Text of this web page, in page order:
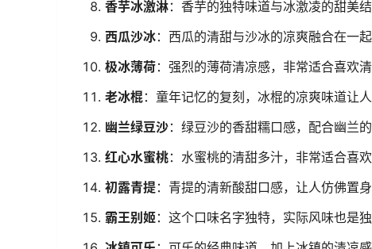
香芋冰激淋：香芋的独特味道与冰激凌的甜美
西瓜沙冰：西瓜的清甜与沙冰的凉爽融合在一
极冰薄荷：强烈的薄荷清凉感，非常适合喜欢清
老冰棍：童年记忆的复刻，冰棍的凉爽味道让
幽兰绿豆沙：绿豆沙的香甜糯口感，配合幽兰
红心水蜜桃：水蜜桃的清甜多汁，非常适合喜
初露青提：青提的清新酸甜口感，让人仿佛置身
霸王别姬：这个口味名字独特，实际风味也是